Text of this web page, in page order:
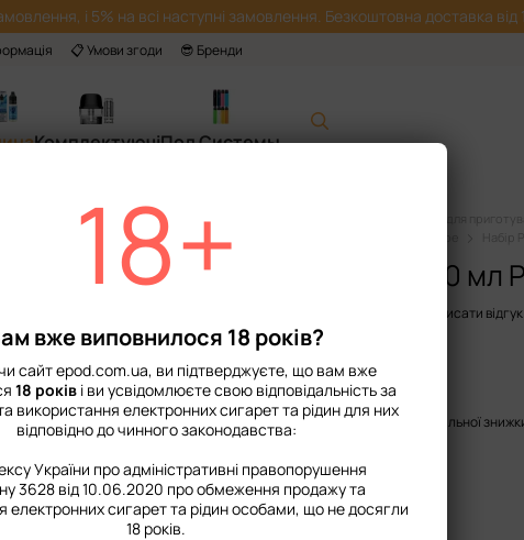
і 5% на всі наступні замовлення. Безкоштовна доставка від
📋 Умови згоди 😎 Бренди
КомплектуючіПод Системы
Головна
Набори для
Набір
Набір Рідини Hype 30 мл
Написати відгук
319 грн
% Увійтидля відображення накопичувальної
Міцність
50 мг
18+
вже виповнилося 18 років?
сайт epod.com.ua, ви підтверджуєте, що вам вже
18 років і ви усвідомлюєте свою відповідальність за
використання електронних сигарет та рідин для них
відповідно до чинного законодавства:
України про адміністративні правопорушення
3628 від 10.06.2020 про обмеження продажу та
електронних сигарет та рідин особами, що не досягли
18 років.